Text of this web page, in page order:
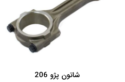
اطلاعات بیشترشاتون پژو 206